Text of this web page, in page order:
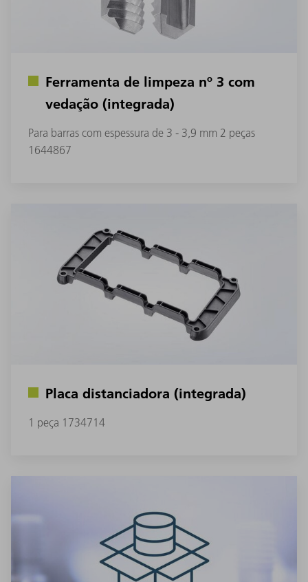
Ferramenta de limpeza nº 3 com
vedação (integrada)
Para barras com espessura de 3 - 3,9 mm 2 peças
1644867
Placa distanciadora (integrada)
1 peça 1734714